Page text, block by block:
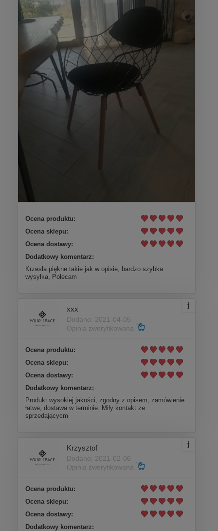
Ocena produktu:
Ocena sklepu:
Ocena dostawy:
Dodatkowy komentarz:
Krzesła piękne takie jak w opisie, bardzo szybka
wysyłka, Polecam
xxx
Dodano: 2021-04-05
Opinia zweryfikowana
Ocena produktu:
Ocena sklepu:
Ocena dostawy:
Dodatkowy komentarz:
Produkt wysokiej jakości, zgodny z opisem, zamówienie
łatwe, dostawa w terminie. Miły kontakt ze
sprzedającycm
Krzysztof
Dodano: 2021-02-06
Opinia zweryfikowana
Ocena produktu:
Ocena sklepu:
Ocena dostawy:
Dodatkowy komentarz: